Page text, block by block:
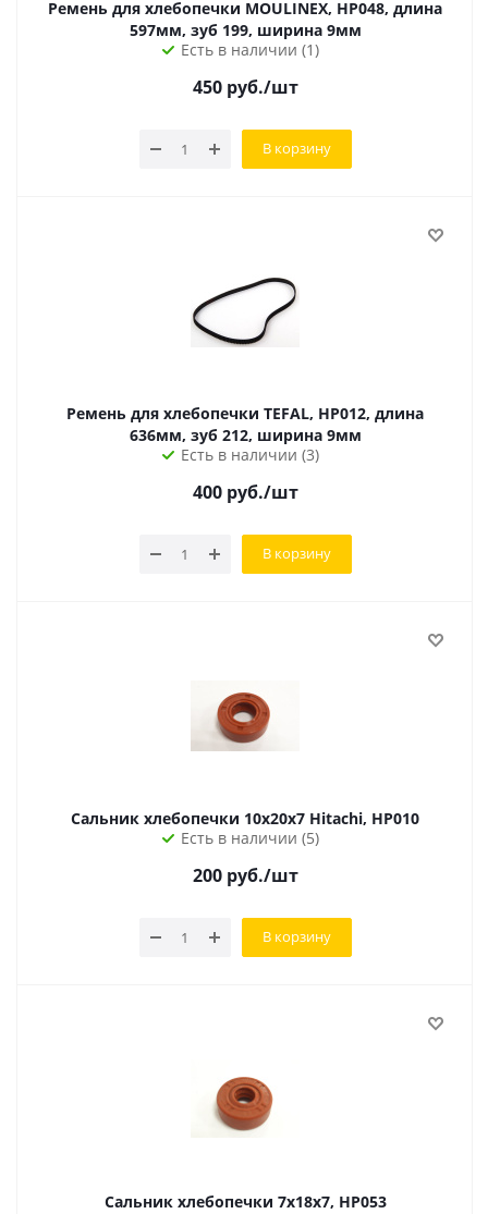
Ремень для хлебопечки MOULINEX, HP048, длина
597мм, зуб 199, ширина 9мм
Есть в наличии (1)
450руб./шт
В корзину
Ремень для хлебопечки TEFAL, HP012, длина
636мм, зуб 212, ширина 9мм
Есть в наличии (3)
400руб./шт
В корзину
Сальник хлебопечки 10х20х7 Hitachi, HP010
Есть в наличии (5)
200руб./шт
В корзину
Сальник хлебопечки 7х18х7, HP053